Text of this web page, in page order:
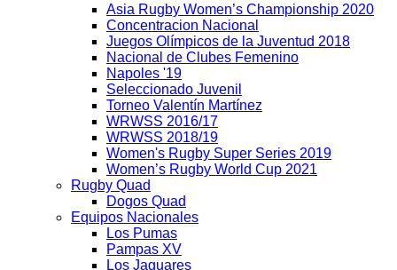
Asia Rugby Women’s Championship 2020
Concentracion Nacional
Juegos Olímpicos de la Juventud 2018
Nacional de Clubes Femenino
Napoles '19
Seleccionado Juvenil
Torneo Valentín Martínez
WRWSS 2016/17
WRWSS 2018/19
Women's Rugby Super Series 2019
Women’s Rugby World Cup 2021
Rugby Quad
Dogos Quad
Equipos Nacionales
Los Pumas
Pampas XV
Los Jaguares